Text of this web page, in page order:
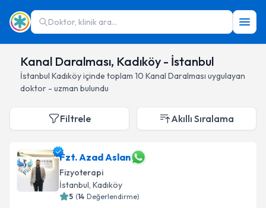
Doktor, klinik ara...
Kanal Daralması, Kadıköy - İstanbul
İstanbul Kadıköyiçinde toplam 10 Kanal Daralması uygulayan
doktor - uzman bulundu
Filtrele Akıllı Sıralama
Fzt. Azad Aslan
Fizyoterapi
İstanbul, Kadıköy
5 (14 Değerlendirme)